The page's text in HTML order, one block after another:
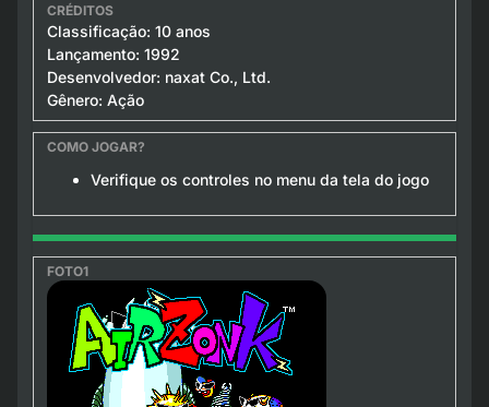
Classificação: 10 anos
Lançamento: 1992
Desenvolvedor: naxat Co., Ltd.
Gênero: Ação
Verifique os controles no menu da tela do jogo